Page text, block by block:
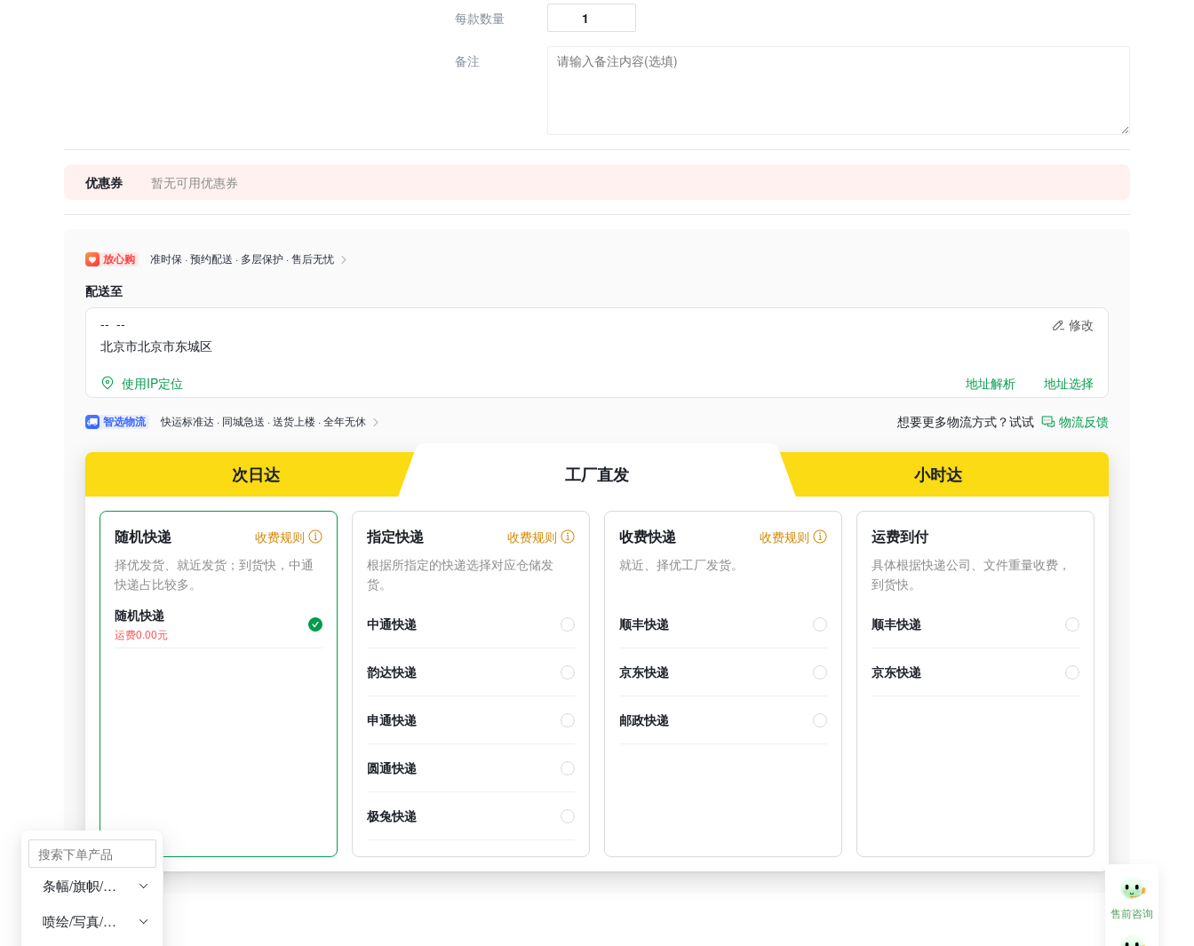
每款数量
备注
优惠券 暂无可用优惠券
放心购 准时保 · 预约配送 · 多层保护 · 售后无忧 
配送至
-- --
修改
北京市北京市东城区
使用IP定位 地址解析 地址选择
智选物流 快运标准达 · 同城急送 · 送货上楼 · 全年无休  想要更多物流方式？试试 物流反馈
次日达 工厂直发 小时达
随机快递
收费规则
择优发货、就近发货；到货快，中通
快递占比较多。
随机快递
运费0.00元
指定快递
收费规则
根据所指定的快递选择对应仓储发
货。
中通快递
韵达快递
申通快递
圆通快递
极兔快递
收费快递
收费规则
就近、择优工厂发货。
顺丰快递
京东快递
邮政快递
运费到付
具体根据快递公司、文件重量收费，
到货快。
顺丰快递
京东快递
条幅/旗帜/锦旗/绶带 
喷绘/写真/展板/展架/易拉宝/摇奖盘 
售前咨询